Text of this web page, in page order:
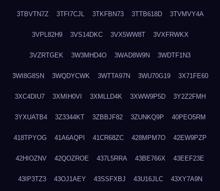
3TBVTN7Z 3TFI7CJL 3TKFBN73 3TTB618D 3TVMVY4A
3VPL82H9 3VS14DKC 3VX5WW8T 3VXFRWKX
3VZRTGEK 3W3MHD4O 3WAD8W9N 3WDTF1N3
3WI8G8SN 3WQDYCWK 3WTTA97N 3WU70G19 3X71FE60
3XC4DIU7 3XMIH0VI 3XMLLD4K 3XWW9P5D 3Y2Z2FMH
3YXUATB4 3Z3344KT 3ZBBJF82 3ZUNKQ9P 40PEO5RM
418TPYOG 41A6AQPI 41CR68ZC 428MPM7O 42EW9PZP
42HIOZNV 42QOZROE 437L5RRA 43BE766X 43EEF23E
43IP3TZ3 43OJ1AEY 43SSFXBJ 43U16JLC 43XY7A9N